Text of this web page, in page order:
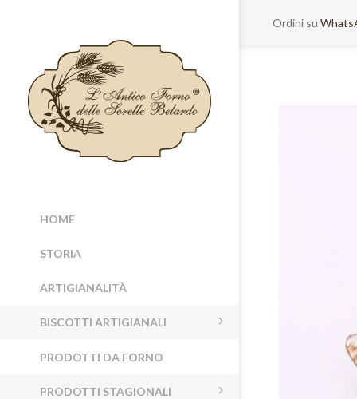
HOME
STORIA
ARTIGIANALITÀ
BISCOTTI ARTIGIANALI
PRODOTTI DA FORNO
PRODOTTI STAGIONALI
Ordini su